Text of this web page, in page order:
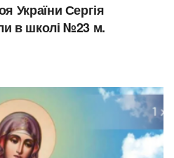
України Сергія
в школі №23 м.